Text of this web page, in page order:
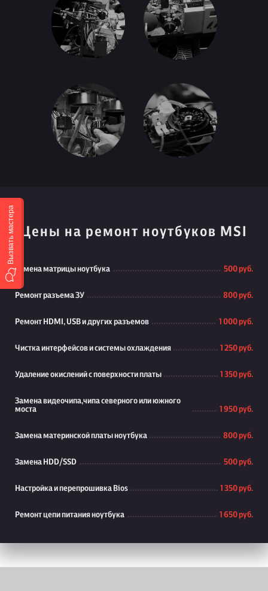
Цены на ремонт ноутбуков MSI
Замена матрицы ноутбука 500 руб.
Ремонт разъема ЗУ 800 руб.
Ремонт HDMI, USB и других разъемов 1 000 руб.
Чистка интерфейсов и системы охлаждения 1 250 руб.
Удаление окислений с поверхности платы 1 350 руб.
Замена видеочипа,чипа северного или южного
моста
1 950 руб.
Замена материнской платы ноутбука 800 руб.
Замена HDD/SSD 500 руб.
Настройка и перепрошивка Bios 1 350 руб.
Ремонт цепи питания ноутбука 1 650 руб.
Вызвать мастера